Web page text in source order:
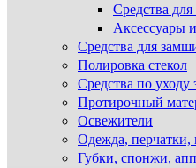
Средства
Аксессуары
Средства для
Полировка стекол
Средства по уходу
Протирочный
Освежители
Одежда, перчатки,
Губки, спонжи,